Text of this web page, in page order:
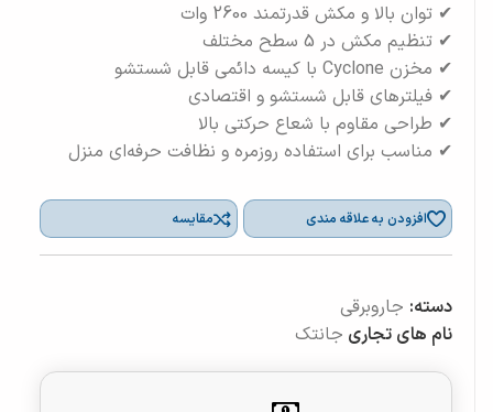
✔ توان بالا و مکش قدرتمند 2600 وات
✔ تنظیم مکش در 5 سطح مختلف
✔ مخزن Cyclone با کیسه دائمی قابل شستشو
✔ فیلترهای قابل شستشو و اقتصادی
✔ طراحی مقاوم با شعاع حرکتی بالا
✔ مناسب برای استفاده روزمره و نظافت حرفه‌ای منزل
افزودن به علاقه مندی مقایسه
دسته: جاروبرقی
نام های تجاری جانتک